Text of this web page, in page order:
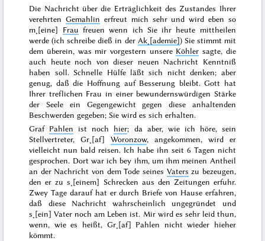
Die Nachricht über die Erträglichkeit des Zustandes Ihrer
verehrtenGemahlin erfreut mich sehr und wird eben so
m˖[eine] Frau freuen wenn ich Sie ihr heute mittheilen
werde (ich schreibe dieß in der Ak˖[ademie]) Sie stimmt mit
dem überein, was mir vorgestern unsere Köhler sagte, die
auch heute noch von dieser neuen Nachricht Kenntniß
haben soll. Schnelle Hülfe läßt sich nicht denken; aber
genug, daß die Hoffnung auf Besserung bleibt. Gott hat
Ihrer treflichen Frau in einer bewundernswürdigen Stärke
der Seele ein Gegengewicht gegen diese anhaltenden
Beschwerden gegeben; Sie wird es sich erhalten.
Graf Pahlen ist noch hier; da aber, wie ich höre, sein
Stellvertreter, Gr˖[af]Woronzow, angekommen, wird er
vielleicht nun bald reisen. Ich habe ihn seit 6 Tagen nicht
gesprochen. Dort war ich bey ihm, um ihm meinen Antheil
an der Nachricht von dem Tode seines Vaters zu bezeugen,
den er zu s˖[einem] Schrecken aus den Zeitungen erfuhr.
Zwey Tage darauf hat er durch Briefe von Hause erfahren,
daß diese Nachricht wahrscheinlich ungegründet und
s˖[ein] Vater noch am Leben ist. Mir wird es sehr leid thun,
wenn, wie es heißt, Gr˖[af] Pahlen nicht wieder hieher
kömmt.